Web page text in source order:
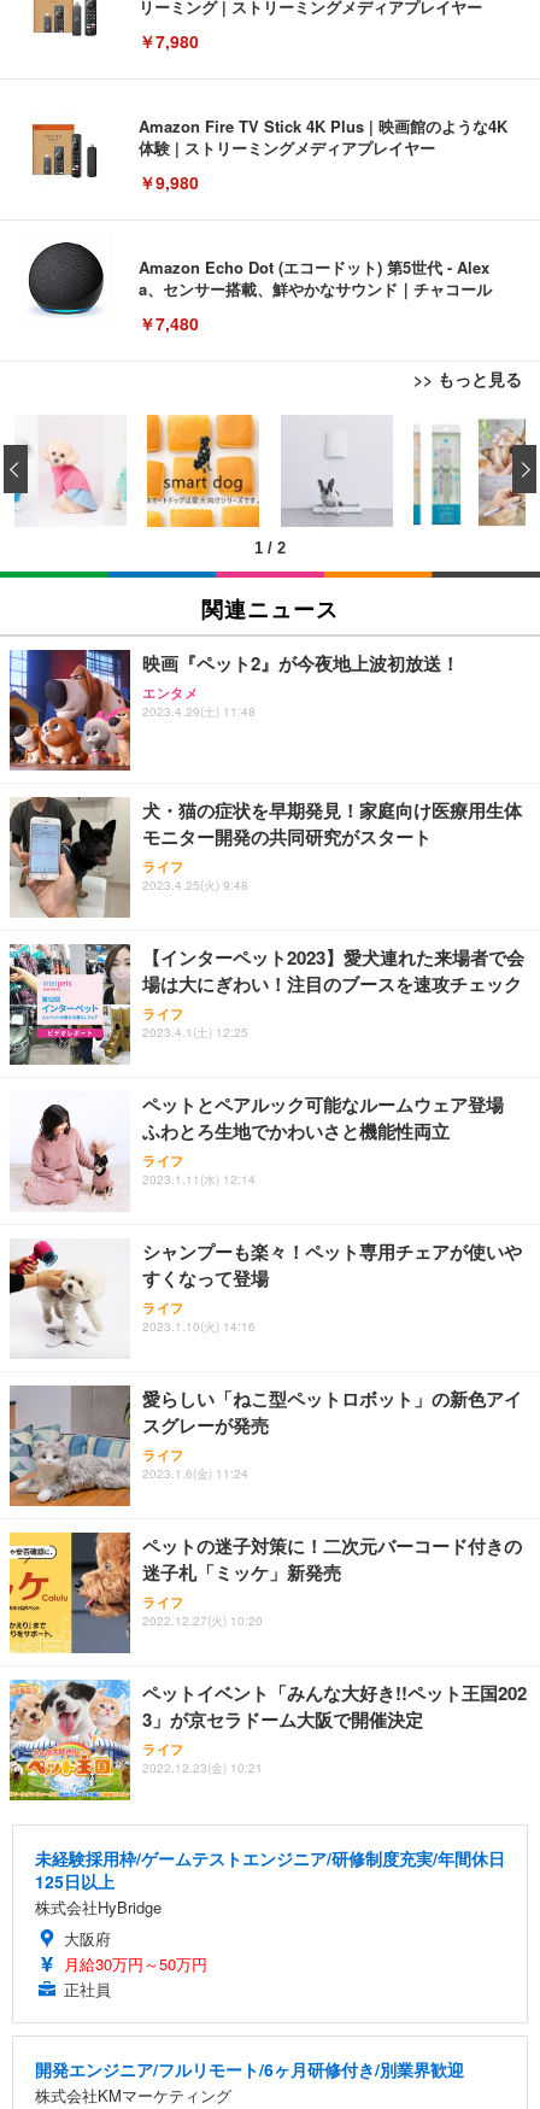
リーミング | ストリーミングメディアプレイヤー
￥7,980
Amazon Fire TV Stick 4K Plus | 映画館のような4K
体験 | ストリーミングメディアプレイヤー
￥9,980
Amazon Echo Dot (エコードット) 第5世代 - Alex
a、センサー搭載、鮮やかなサウンド｜チャコール
￥7,480
>> もっと見る
[EdoErgo] オフィスチェア 椅子 テレワーク 疲れな
い 跳ね上げ式アームレスト コンパクト 約105度ロッ
キング pc 事務椅子 360度回転 座面昇降 強化ナイロ
ン樹脂ベース 通気性メッシュ 在宅ワーク H-WY01
(黒網+黒枠+黒足)
￥5,699
SIHOO B100 オフィスチェア／デスクチェア メッシ
ュチェア 人間工学 疲れない ブラック
￥27,999
Sezlife オフィスチェア デスクチェア 疲れない テレ
ョン PCチェア 通気性メッシュ ゲーミング/勉強/事
務用 おしゃれ パソコンチェア (ブラック)
Sezlife オフィスチェア デスクチェア 疲れない テレ
ワーク チェア 強化バックレスト 30度ロッキング機
能 人間工学 椅子 腰サポート 90度跳ね上げ式アーム
務用 おしゃれ パソコンチェア (ホワイト)
ANDWINT オフィスチェア デスクチェア 肘なし メ
ッシュ 通気性 ランバーサポート付き 腰サポート ガ
ス圧無段階昇降 360度回転 キャスター付き コンパク
EIZO ビジネス向けプレミアムモニター | FlexScan
EV3240X-WT | 31.5型4K UHD・USB Type-C・ホワ
イト
￥105,595
EIZO ビジネス向けプレミアムモニター | FlexScan
【純正品】27"ゲーミングモニター DualSense 充電
【整備済み品】Dell E2724HS 27インチ 液晶モニタ
ー フルHD（1920×1080）VA 非光沢 HDMI/DisplayP
ort/VGA スピーカー内蔵 高さ調整 スイベル VESA対
【MiniLED/24.5inch/280Hz/FHD】GRAPHT THE S
HOOTER Gaming Monitor 24” Essential ゲーミン
グモニター QD 24.5インチ 1ms FHD 量子ドット 残
Amazonベーシック ペットシーツ 薄型 レギュラー 1
回使い捨て 無香料 ホワイト 300枚
￥3,373
Amazonベーシック ペットシーツ 厚型 ワイド 42枚
x2袋(84枚) ホワイト(吸収面:ライトブルー)
￥3,234
ネオ・ルーライフ ネオ・オムツ L 中型犬用 26枚入
Smart Basic(スマートベーシック) 【Amazon.co.jp
限定】 Smart Basic アイリスオーヤマ ペットシーツ
超厚型 お徳用 ワイド 100枚入 (x 1) (ケース販売)
アイリスオーヤマ ペットシーツ 超厚型 お徳用 レギ
ュラー 200枚入【Amazon.co.jp限定】
1 / 2
‹
関連ニュース
映画『ペット2』が今夜地上波初放送！
エンタメ
2023.4.29(土) 11:48
犬・猫の症状を早期発見！家庭向け医療用生体
モニター開発の共同研究がスタート
ライフ
2023.4.25(火) 9:48
【インターペット2023】愛犬連れた来場者で会
場は大にぎわい！注目のブースを速攻チェック
ライフ
2023.4.1(土) 12:25
ペットとペアルック可能なルームウェア登場
ふわとろ生地でかわいさと機能性両立
ライフ
2023.1.11(水) 12:14
シャンプーも楽々！ペット専用チェアが使いや
すくなって登場
ライフ
2023.1.10(火) 14:16
愛らしい「ねこ型ペットロボット」の新色アイ
スグレーが発売
ライフ
2023.1.6(金) 11:24
ペットの迷子対策に！二次元バーコード付きの
迷子札「ミッケ」新発売
ライフ
2022.12.27(火) 10:20
ペットイベント「みんな大好き!!ペット王国202
3」が京セラドーム大阪で開催決定
ライフ
2022.12.23(金) 10:21
未経験採用枠/ゲームテストエンジニア/研修制度充実/年間休日
125日以上
株式会社HyBridge
大阪府
月給30万円～50万円
正社員
開発エンジニア/フルリモート/6ヶ月研修付き/別業界歓迎
株式会社KMマーケティング